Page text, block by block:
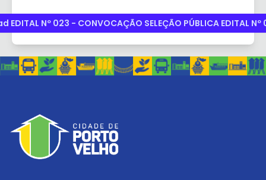
EDITAL Nº 023 - CONVOCAÇÃO SELEÇÃO PÚBLICA EDITAL Nº